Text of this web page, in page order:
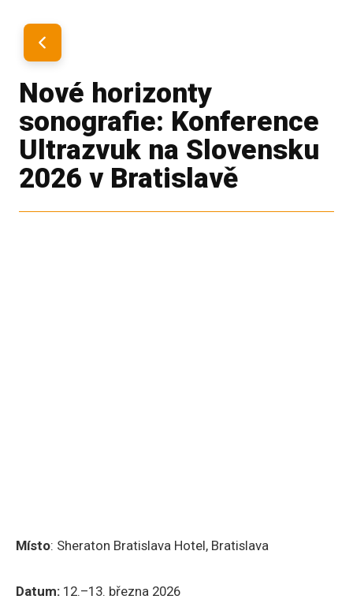
Nové horizonty
sonografie: Konference
Ultrazvuk na Slovensku
2026 v Bratislavě
Místo: Sheraton Bratislava Hotel, Bratislava
Datum:12.–13. března 2026